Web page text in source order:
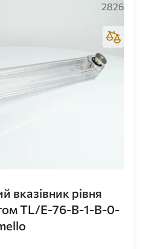
вказівник рівня
TL/E-76-B-1-B-0-
2826